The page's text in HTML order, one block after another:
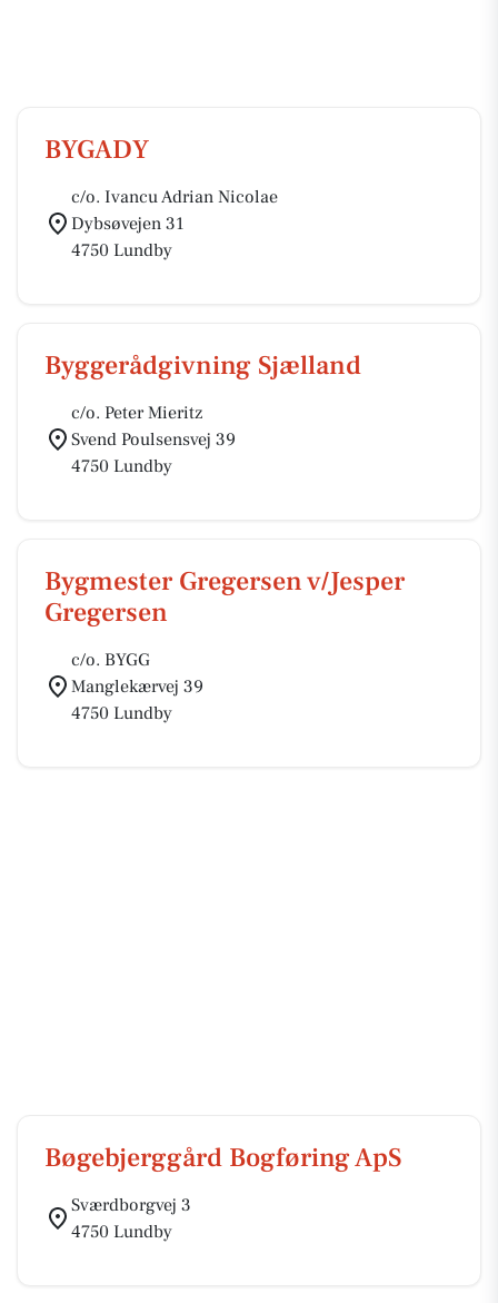
BYGADY
c/o. Ivancu Adrian Nicolae
Dybsøvejen 31
4750 Lundby
Byggerådgivning Sjælland
c/o. Peter Mieritz
Svend Poulsensvej 39
4750 Lundby
Bygmester Gregersen v/Jesper
Gregersen
c/o. BYGG
Manglekærvej 39
4750 Lundby
Bøgebjerggård Bogføring ApS
Sværdborgvej 3
4750 Lundby